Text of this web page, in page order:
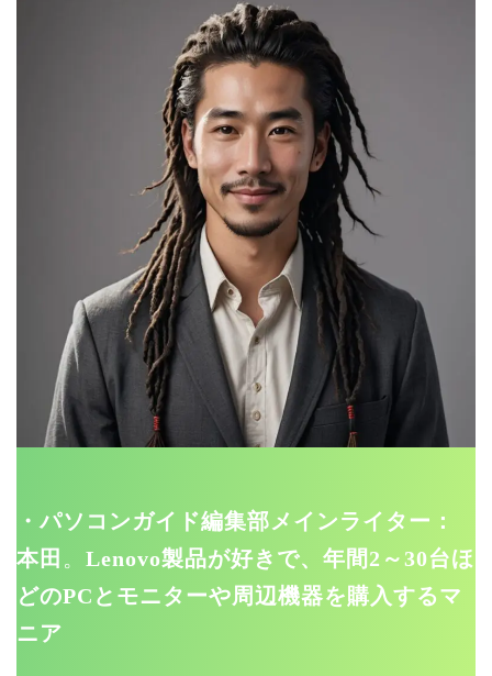
・パソコンガイド編集部メインライター：
本田 。 Lenovo製品が好きで、年間2～30台ほ
どのPCとモニターや周辺機器を購入するマ
ニア